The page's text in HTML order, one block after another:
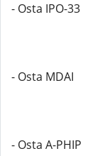
- Osta IPO-33
- Osta MDAI
- Osta A-PHIP